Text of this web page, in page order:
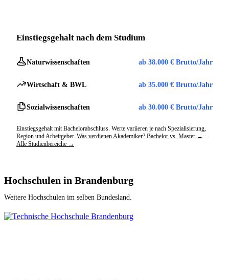
Einstiegsgehalt nach dem Studium
Naturwissenschaften ab 38.000 € Brutto/Jahr
Wirtschaft & BWL ab 35.000 € Brutto/Jahr
Sozialwissenschaften ab 30.000 € Brutto/Jahr
Einstiegsgehalt mit Bachelorabschluss. Werte variieren je nach Spezialisierung,
Region und Arbeitgeber. Was verdienen Akademiker? Bachelor vs. Master → ·
Alle Studienbereiche →
Hochschulen in Brandenburg
Weitere Hochschulen im selben Bundesland.